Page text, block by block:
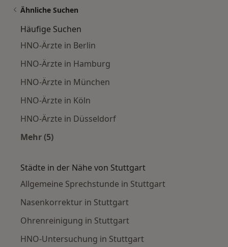
Ähnliche Suchen
Häufige Suchen
HNO-Ärzte in Berlin
HNO-Ärzte in Hamburg
HNO-Ärzte in München
HNO-Ärzte in Köln
HNO-Ärzte in Düsseldorf
Mehr (5)
Städte in der Nähe von Stuttgart
Allgemeine Sprechstunde in Stuttgart
Nasenkorrektur in Stuttgart
Ohrenreinigung in Stuttgart
HNO-Untersuchung in Stuttgart